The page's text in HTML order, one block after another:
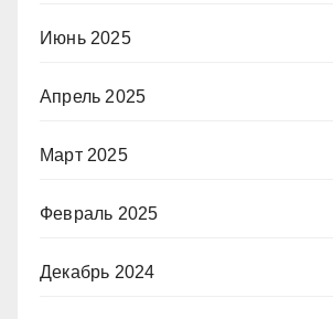
Июнь 2025
Апрель 2025
Март 2025
Февраль 2025
Декабрь 2024